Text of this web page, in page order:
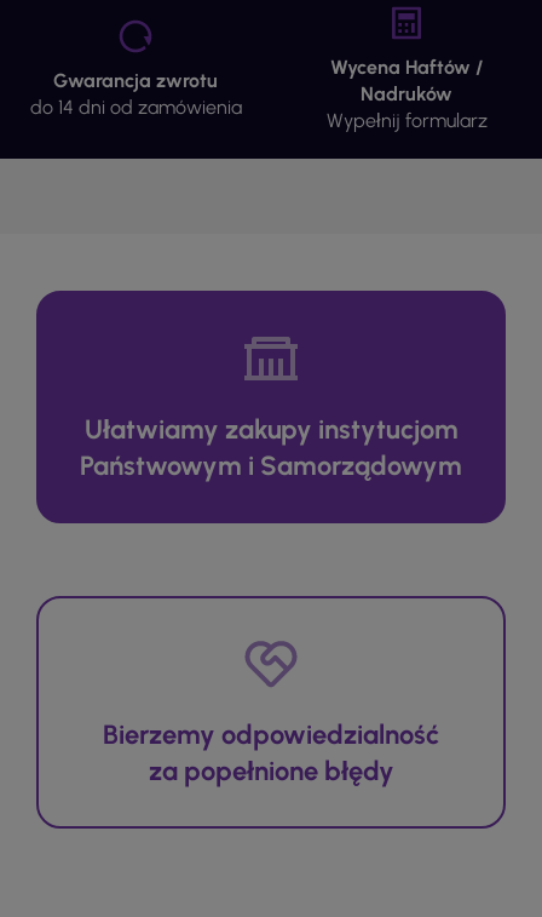
Gwarancja zwrotu
do 14 dni od zamówienia
Wycena Haftów /
Nadruków
Wypełnij formularz
Ułatwiamy zakupy instytucjom
Państwowym i Samorządowym
Bierzemy odpowiedzialność
za popełnione błędy